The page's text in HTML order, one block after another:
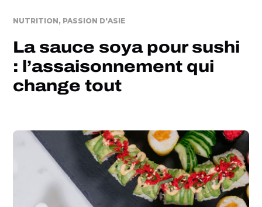
NUTRITION, PASSION D'ASIE
La sauce soya pour sushi
: l’assaisonnement qui
change tout